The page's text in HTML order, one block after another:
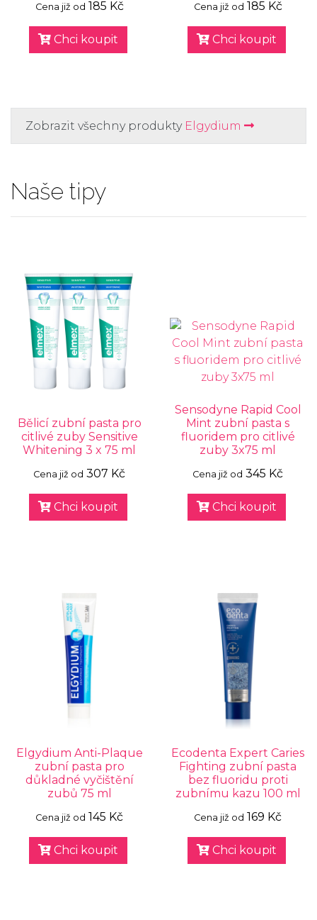
Cena již od 185 Kč
Chci koupit
Cena již od 185 Kč
Chci koupit
Zobrazit všechny produkty Elgydium
Naše tipy
Bělicí zubní pasta pro
citlivé zuby Sensitive
Whitening 3 x 75 ml
Cena již od 307 Kč
Chci koupit
Sensodyne Rapid Cool
Mint zubní pasta s
fluoridem pro citlivé
zuby 3x75 ml
Cena již od 345 Kč
Chci koupit
Elgydium Anti-Plaque
zubní pasta pro
důkladné vyčištění
zubů 75 ml
Cena již od 145 Kč
Chci koupit
Ecodenta Expert Caries
Fighting zubní pasta
bez fluoridu proti
zubnímu kazu 100 ml
Cena již od 169 Kč
Chci koupit